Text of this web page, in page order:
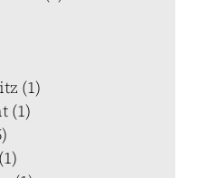
(1)
(1)